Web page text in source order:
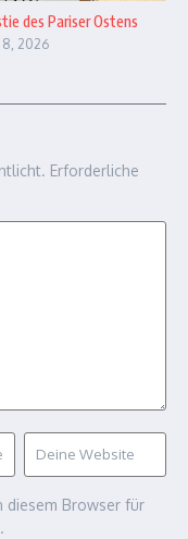
des Pariser Ostens
2026
Erforderliche
diesem Browser für